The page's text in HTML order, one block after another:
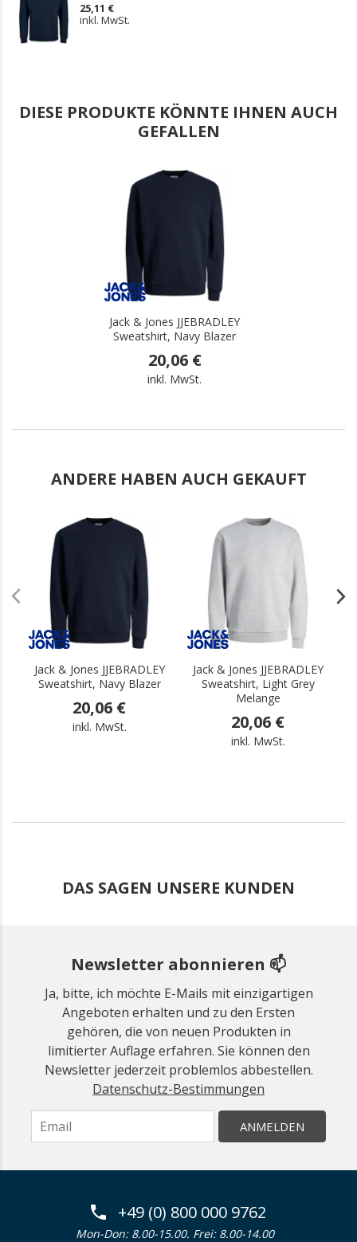
25,11 €
inkl. MwSt.
DIESE PRODUKTE KÖNNTE IHNEN AUCH
GEFALLEN
Jack & Jones JJEBRADLEY
Sweatshirt, Navy Blazer
20,06 €
inkl. MwSt.
ANDERE HABEN AUCH GEKAUFT
Jack & Jones JJEBRADLEY
Sweatshirt, Navy Blazer
20,06 €
inkl. MwSt.
Jack & Jones JJEBRADLEY
Sweatshirt, Light Grey
Melange
20,06 €
inkl. MwSt.
DAS SAGEN UNSERE KUNDEN
Newsletter abonnieren 📫
Ja, bitte, ich möchte E-Mails mit einzigartigen
Angeboten erhalten und zu den Ersten
gehören, die von neuen Produkten in
limitierter Auflage erfahren. Sie können den
Newsletter jederzeit problemlos abbestellen.
Datenschutz-Bestimmungen
ANMELDEN
+49 (0) 800 000 9762
Mon-Don: 8.00-15.00. Frei: 8.00-14.00